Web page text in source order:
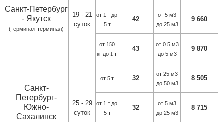
Санкт-Петербург
- Якутск
(терминал-терминал)
19 - 21
суток
от 1 т до
5 т
42
от 5 м3
до 25 м3
9 660
от 150
кг до 1 т
43
от 0.5 м3
до 5 м3
9 870
Санкт-
Петербург-
Южно-
Сахалинск
25 - 29
суток
от 5 т 32
от 25 м3
до 50 м3
8 505
от 1 т до
5 т
32
от 5 м3
до 25 м3
8 715